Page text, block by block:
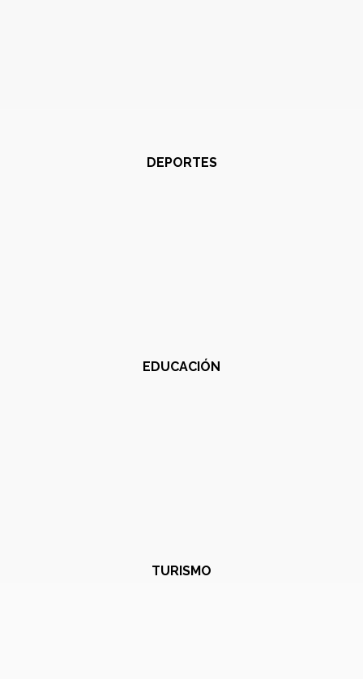
DEPORTES
EDUCACIÓN
TURISMO